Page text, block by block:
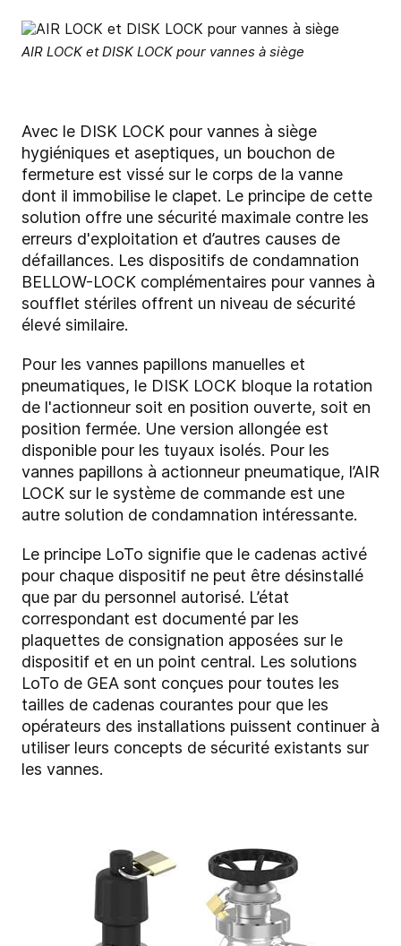
AIR LOCK et DISK LOCK pour vannes à siège
Avec le DISK LOCK pour vannes à siège
hygiéniques et aseptiques, un bouchon de
fermeture est vissé sur le corps de la vanne
dont il immobilise le clapet. Le principe de cette
solution offre une sécurité maximale contre les
erreurs d'exploitation et d’autres causes de
défaillances. Les dispositifs de condamnation
BELLOW-LOCK complémentaires pour vannes à
soufflet stériles offrent un niveau de sécurité
élevé similaire.
Pour les vannes papillons manuelles et
pneumatiques, le DISK LOCK bloque la rotation
de l'actionneur soit en position ouverte, soit en
position fermée. Une version allongée est
disponible pour les tuyaux isolés. Pour les
vannes papillons à actionneur pneumatique, l’AIR
LOCK sur le système de commande est une
autre solution de condamnation intéressante.
Le principe LoTo signifie que le cadenas activé
pour chaque dispositif ne peut être désinstallé
que par du personnel autorisé. L’état
correspondant est documenté par les
plaquettes de consignation apposées sur le
dispositif et en un point central. Les solutions
LoTo de GEA sont conçues pour toutes les
tailles de cadenas courantes pour que les
opérateurs des installations puissent continuer à
utiliser leurs concepts de sécurité existants sur
les vannes.